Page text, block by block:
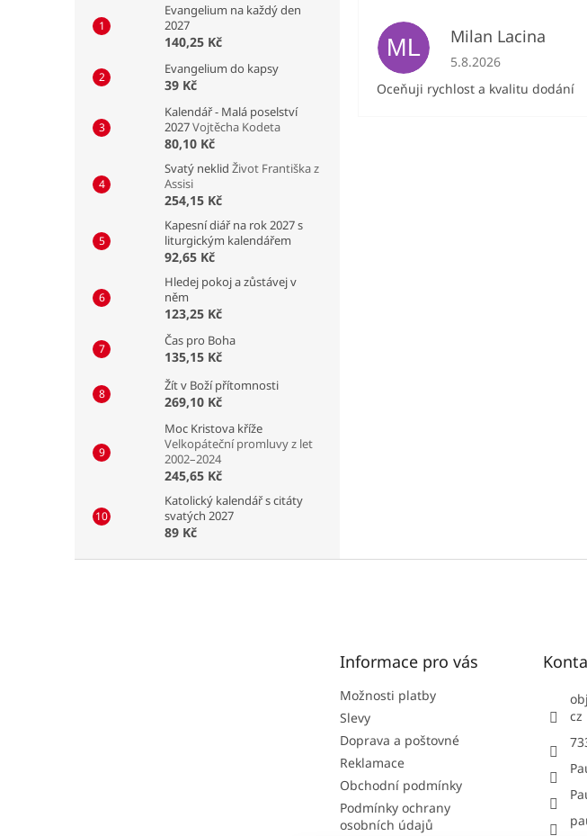
Evangelium na každý den
2027
140,25 Kč
Evangelium do kapsy
39 Kč
Kalendář - Malá poselství
2027Vojtěcha Kodeta
80,10 Kč
Svatý neklid Život Františka z
Assisi
254,15 Kč
Kapesní diář na rok 2027 s
liturgickým kalendářem
92,65 Kč
Hledej pokoj a zůstávej v
něm
123,25 Kč
Čas pro Boha
135,15 Kč
Žít v Boží přítomnosti
269,10 Kč
Moc Kristova kříže
Velkopáteční promluvy z let
2002–2024
245,65 Kč
Katolický kalendář s citáty
svatých 2027
89 Kč
ML Milan Lacina
Hodnocení obchodu je
5.8.2026
Oceňuji rychlost a kvalitu dodání
Informace pro vás
Možnosti platby
Slevy
Doprava a poštovné
Reklamace
Obchodní podmínky
Podmínky ochrany
osobních údajů
cz